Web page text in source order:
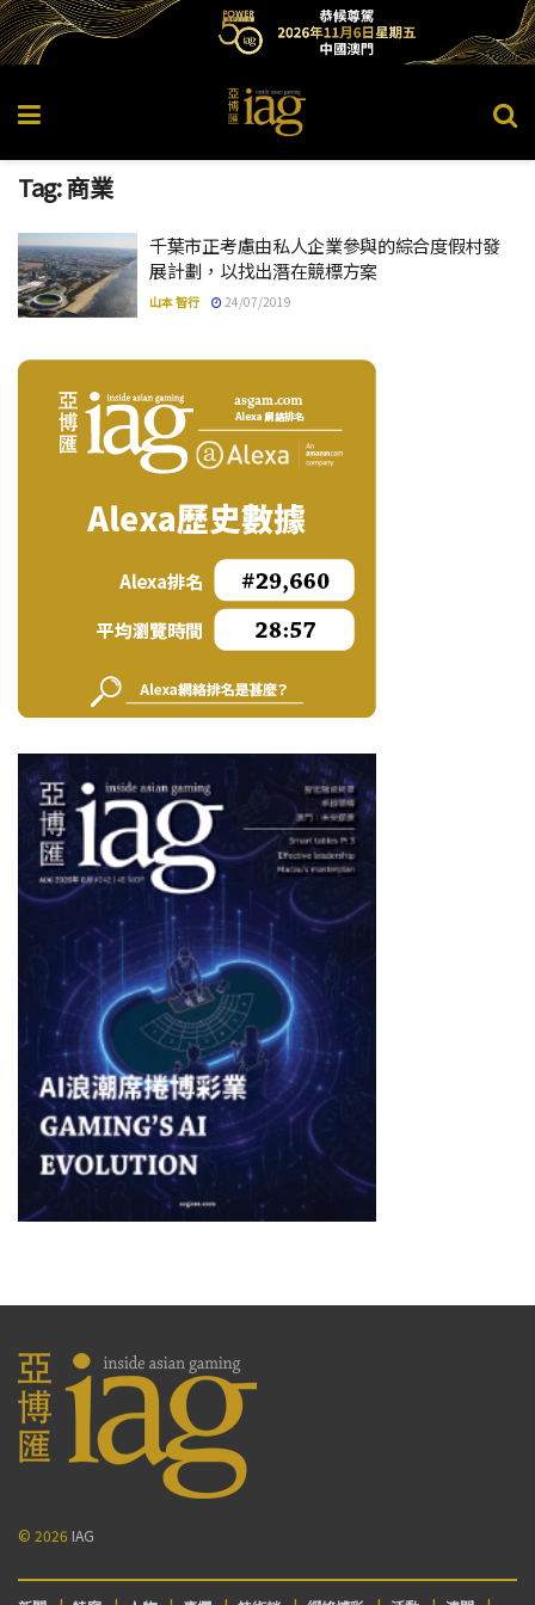
Tag:商業
千葉市正考慮由私人企業參與的綜合度假村發
展計劃，以找出潛在競標方案
山本 智行 24/07/2019
© 2026 IAG